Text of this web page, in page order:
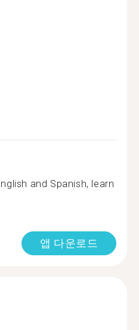
and Spanish, learn
앱 다운로드